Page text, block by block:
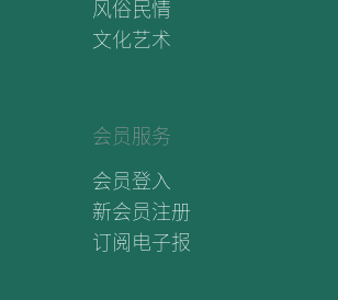
风俗民情
文化艺术
会员服务
会员登入
新会员注册
订阅电子报